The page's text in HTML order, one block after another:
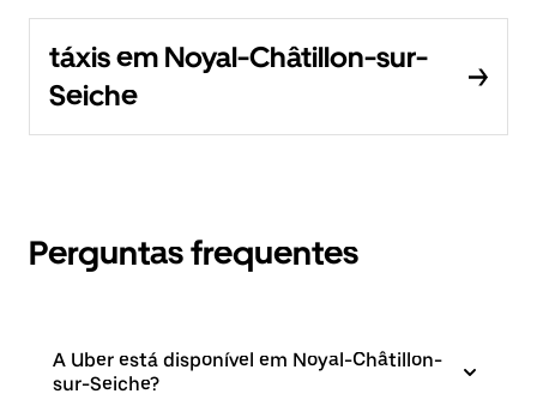
táxis em Noyal-Châtillon-sur-
Seiche
Perguntas frequentes
A Uber está disponível em Noyal-Châtillon-
sur-Seiche?